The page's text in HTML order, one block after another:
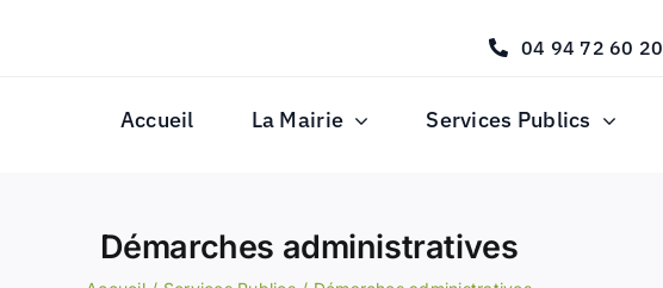
04 94 72 60 20
Accueil La Mairie Services Publics
Démarches administratives